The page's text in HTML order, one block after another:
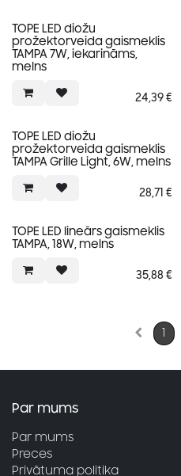
TOPE LED diožu
prožektorveida gaismeklis
TAMPA 7W, iekarināms,
melns
24,39€
TOPE LED diožu
prožektorveida gaismeklis
TAMPA Grille Light, 6W, melns
28,71 €
TOPE LED lineārs gaismeklis
TAMPA, 18W, melns
35,88 €
1
Par mums
Par mums
Preces
Privātuma politika